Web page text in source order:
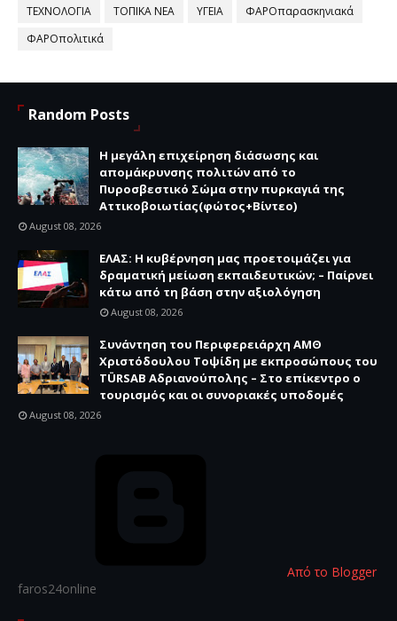
ΤΕΧΝΟΛΟΓΙΑ
ΤΟΠΙΚΑ ΝΕΑ ΥΓΕΙΑ
ΦΑΡΟπαρασκηνιακά
ΦΑΡΟπολιτικά
Random Posts
Η μεγάλη επιχείρηση διάσωσης και
απομάκρυνσης πολιτών από το
Πυροσβεστικό Σώμα στην πυρκαγιά της
Αττικοβοιωτίας(φώτος+Βίντεο)
August 08, 2026
ΕΛΑΣ: Η κυβέρνηση μας προετοιμάζει για
δραματική μείωση εκπαιδευτικών; – Παίρνει
κάτω από τη βάση στην αξιολόγηση
August 08, 2026
Συνάντηση του Περιφερειάρχη ΑΜΘ
Χριστόδουλου Τοψίδη με εκπροσώπους του
TÜRSAB Αδριανούπολης – Στο επίκεντρο ο
τουρισμός και οι συνοριακές υποδομές
August 08, 2026
Από το Blogger
faros24online